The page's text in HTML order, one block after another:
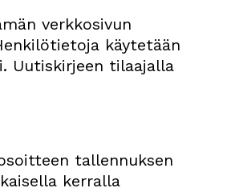
verkkosivun
käytetään
Uutiskirjeen tilaajalla
tallennuksen
kerralla